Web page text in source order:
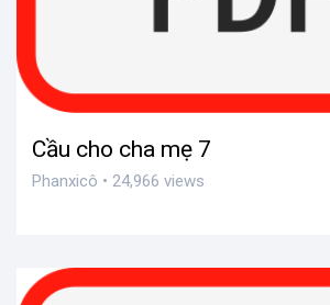
Cầu cho cha mẹ 7
Phanxicô • 24,966 views